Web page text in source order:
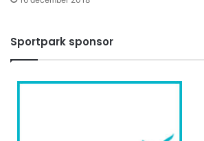
Sportpark sponsor